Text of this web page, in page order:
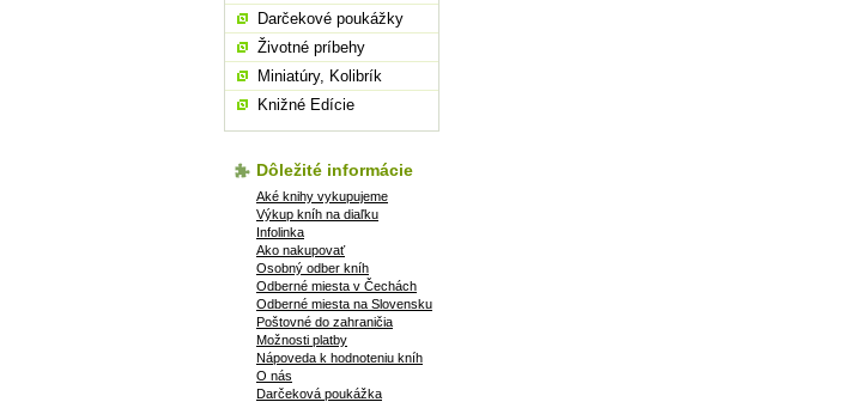
Darčekové poukážky
Životné príbehy
Miniatúry, Kolibrík
Knižné Edície
Dôležité informácie
Aké knihy vykupujeme
Výkup kníh na diaľku
Infolinka
Ako nakupovať
Osobný odber kníh
Odberné miesta v Čechách
Odberné miesta na Slovensku
Poštovné do zahraničia
Možnosti platby
Nápoveda k hodnoteniu kníh
O nás
Darčeková poukážka